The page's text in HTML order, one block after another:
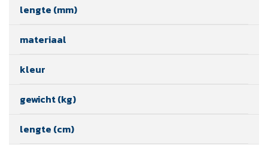
lengte (mm)
materiaal
kleur
gewicht (kg)
lengte (cm)